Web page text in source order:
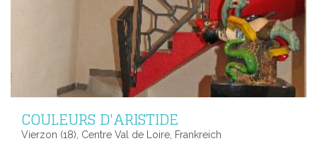
COULEURS D'ARISTIDE
Vierzon (18), Centre Val de Loire, Frankreich